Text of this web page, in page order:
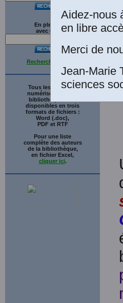
En plein texte
avec G gle
Recherche avancée
Tous les ouvrages
numérisés de cette
bibliothèque sont
disponibles en trois
formats de fichiers :
Word (.doc),
PDF et RTF
Pour une liste
complète des auteurs
de la bibliothèque,
en fichier Excel,
cliquer ici.
Aidez-nous
en libre
Merci de
Jean-Marie
sciences